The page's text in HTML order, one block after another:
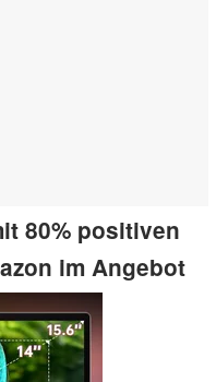
80% positiven
im Angebot